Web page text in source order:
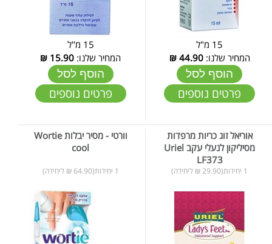
15 מ"ל
המחיר שלנו:44.90
₪
הוסף לסל
פרטים נוספים
15 מ"ל
המחיר שלנו: 15.90
₪
הוסף לסל
פרטים נוספים
אוריאל זוג כריות מרפדות
מסיליקון לנעלי עקב Uriel
LF373
1 יחידות(29.90 ₪ ליחידה)
וורטי - מסיר יבלות Wortie
cool
1 יחידות(64.90 ₪ ליחידה)